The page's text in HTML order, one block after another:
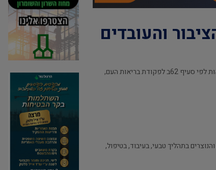
והעובדים
בתוקף סמכויות שר העבודה והרווחה לפי סעיפים 173 ו-210 לפקודת הבטיחות בעבודה [נוסח חדש], התש"ל-1970, וסמכויות שר הבריאות לפי סעיף 62ב לפקודת בריאות העם,
בתהליך טבעי, בעיבוד, בטיפול,